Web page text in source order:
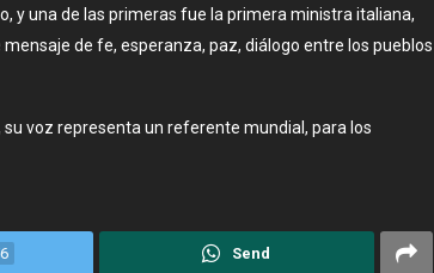
y una de las primeras fue la primera ministra italiana,
de fe, esperanza, paz, diálogo entre los pueblos
voz representa un referente mundial, para los
Send